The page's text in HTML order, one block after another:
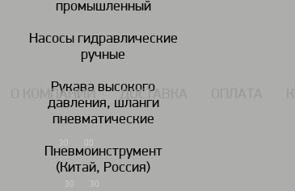
117434, г. Москва, Дмитровское шоссе 13, пом. 7 ЖК Дыхание.
промышленный
Насосы гидравлические
ручные
Рукава высокого
давления, шланги
пневматические
Пневмоинструмент
(Китай, Россия)
(495) 924-55-33
Пн-Чт: 0930-18 00
(495) 924-55-30
30 30
О КОМПАНИИ ДОСТАВКА